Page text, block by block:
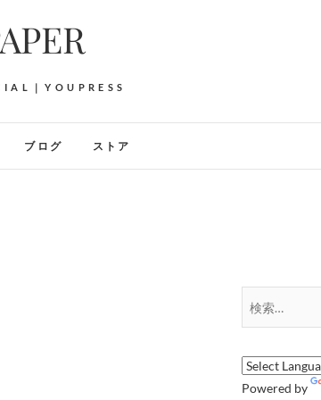
｜YOUPRESS
ブログ ストア
Powered by